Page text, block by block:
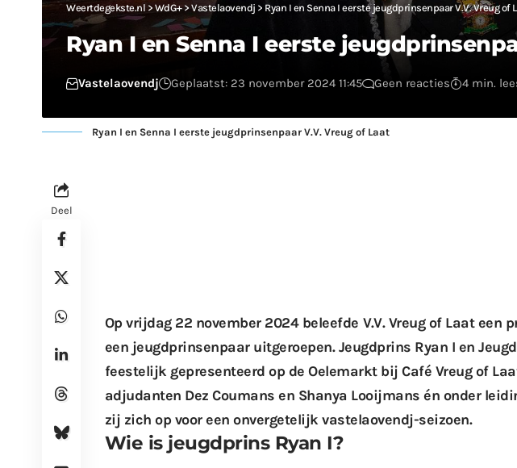
Weertdegekste.nl> WdG+>Vastelaovendj > Ryan I en Senna I eerste jeugdprinsenpaar V.V. Vreug of
Ryan I en Senna I eerste
Vastelaovendj Geplaatst: 23 november 2024 11:45 Geen reacties 4 min.
Ryan I en Senna I eerste jeugdprinsenpaar V.V. Vreug of Laat
Deel
Op vrijdag 22 november 2024 beleefde V.V. Vreug of Laateen
een jeugdprinsenpaar uitgeroepen. Jeugdprins Ryan I en
feestelijk gepresenteerd op de Oelemarkt bij Café Vreug of
adjudanten Dez Coumans en Shanya Looijmans én onder
zij zich op voor een onvergetelijk vastelaovendj-seizoen.
Wie is jeugdprins Ryan I?